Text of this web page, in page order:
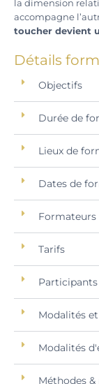
la dimension
accompagne
toucher devient
Détails
Objectifs
Durée de
Lieux de
Dates de
Formateurs
Tarifs
Modalités
Modalités
Méthodes